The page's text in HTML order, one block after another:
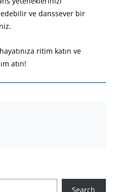
ve danssever bir
ritim katın ve
atın!
Search